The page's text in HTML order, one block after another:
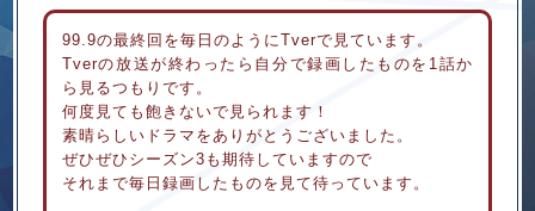
99.9の最終回を毎日のようにTverで見ています。
Tverの放送が終わったら自分で録画したものを1話か
ら見るつもりです。
何度見ても飽きないで見られます！
素晴らしいドラマをありがとうございました。
ぜひぜひシーズン3も期待していますので
それまで毎日録画したものを見て待っています。